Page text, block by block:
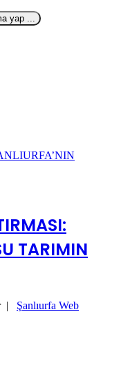
yap ...
TARIMIN
| Şanlıurfa Web